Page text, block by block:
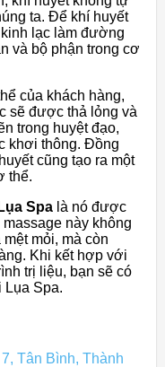
ta. Để khí huyết
lạc làm đường
và bộ phận trong cơ
của khách hàng,
sẽ được thả lỏng và
trong huyệt đạo,
khơi thông. Đồng
cũng tạo ra một
thể.
Lụa Spa là nó được
này không
mỏi, mà còn
Khi kết hợp với
trị liệu, bạn sẽ có
Lụa Spa.
Tân Bình, Thành